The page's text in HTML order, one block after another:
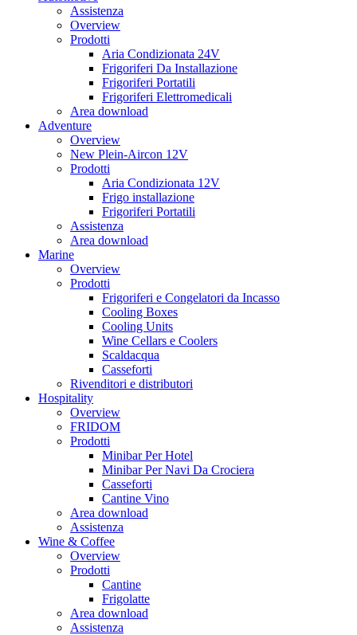
Assistenza
Overview
Prodotti
Aria Condizionata 24V
Frigoriferi Da Installazione
Frigoriferi Portatili
Frigoriferi Elettromedicali
Area download
Adventure
Overview
New Plein-Aircon 12V
Prodotti
Aria Condizionata 12V
Frigo installazione
Frigoriferi Portatili
Assistenza
Area download
Marine
Overview
Prodotti
Frigoriferi e Congelatori da Incasso
Cooling Boxes
Cooling Units
Wine Cellars e Coolers
Scaldacqua
Casseforti
Rivenditori e distributori
Hospitality
Overview
FRIDOM
Prodotti
Minibar Per Hotel
Minibar Per Navi Da Crociera
Casseforti
Cantine Vino
Area download
Assistenza
Wine & Coffee
Overview
Prodotti
Cantine
Frigolatte
Area download
Assistenza